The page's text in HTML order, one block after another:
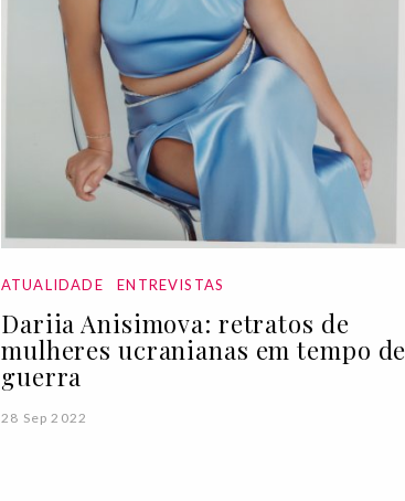
ATUALIDADE ENTREVISTAS
Dariia Anisimova: retratos de
mulheres ucranianas em tempo de
guerra
28 Sep 2022